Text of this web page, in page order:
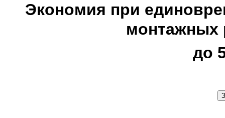
Экономия при
монтажных
до